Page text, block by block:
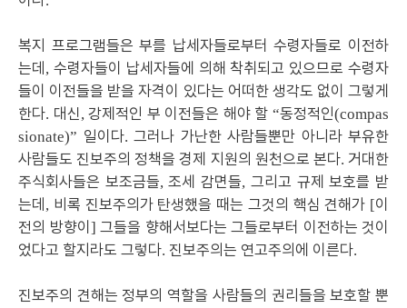
복지 프로그램들은 부를 납세자들로부터 수령자들로 이전하
는데 , 수령자들이 납세자들에 의해 착취되고 있으므로 수령자
들이 이전들을 받을 자격이 있다는 어떠한 생각도 없이 그렇게
한다. 대신,강제적인 부 이전들은 해야 할“동정적인(compas
sionate)” 일이다. 그러나 가난한 사람들뿐만 아니라 부유한
사람들도 진보주의 정책을 경제 지원의 원천으로 본다.거대한
주식회사들은 보조금들,조세 감면들, 그리고 규제 보호를 받
는데 , 비록 진보주의가 탄생했을 때는 그것의 핵심 견해가 [이
전의 방향이 ] 그들을 향해서보다는 그들로부터 이전하는 것이
었다고 할지라도 그렇다. 진보주의는 연고주의에 이른다.
진보주의 견해는 정부의 역할을 사람들의 권리들을 보호할 뿐